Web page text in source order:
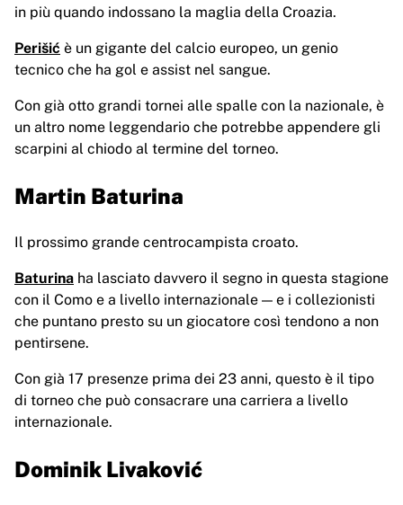
in più quando indossano la maglia della Croazia.
Perišić è un gigante del calcio europeo, un genio
tecnico che ha gol e assist nel sangue.
Con già otto grandi tornei alle spalle con la nazionale, è
un altro nome leggendario che potrebbe appendere gli
scarpini al chiodo al termine del torneo.
Martin Baturina
Il prossimo grande centrocampista croato.
Baturina ha lasciato davvero il segno in questa stagione
con il Como e a livello internazionale — e i collezionisti
che puntano presto su un giocatore così tendono a non
pentirsene.
Con già 17 presenze prima dei 23 anni, questo è il tipo
di torneo che può consacrare una carriera a livello
internazionale.
Dominik Livaković